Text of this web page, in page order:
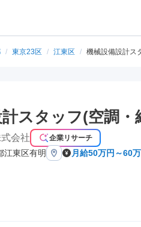
/ 東京23区 / 江東区 / 機械設備設計ス
スタッフ(空調・
会社 企業リサーチ
江東区有明 月給50万円～60